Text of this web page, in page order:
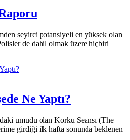
seyirci potansiyeli en yüksek olan
de dahil olmak üzere hiçbiri
Ne Yaptı?
umudu olan Korku Seansı (The
girdiği ilk hafta sonunda beklenen